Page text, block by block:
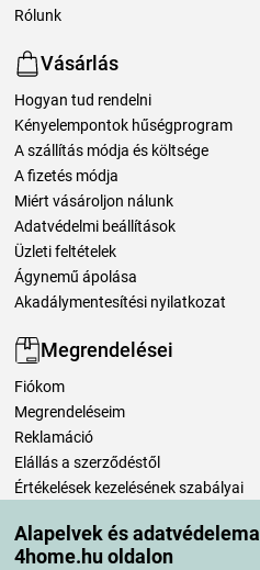
Alapelvek és adatvédelema
4home.hu oldalon
Rólunk
Vásárlás
Hogyan tud rendelni
Kényelempontok hűségprogram
A szállítás módja és költsége
A fizetés módja
Miért vásároljon nálunk
Adatvédelmi beállítások
Üzleti feltételek
Ágynemű ápolása
Akadálymentesítési nyilatkozat
Megrendelései
Fiókom
Megrendeléseim
Reklamáció
Elállás a szerződéstől
Értékelések kezelésének szabályai
Szállítási módok